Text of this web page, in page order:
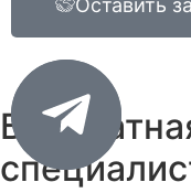
Оставить